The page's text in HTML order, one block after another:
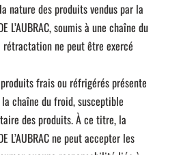
nature des produits vendus par la
L’AUBRAC, soumis à une chaîne du
ne peut être exercé
frais ou réfrigérés présente
chaîne du froid, susceptible
des produits. À ce titre, la
L’AUBRAC ne peut accepter les